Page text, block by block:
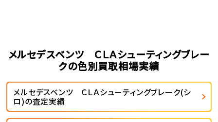
メルセデスベンツ ＣＬＡシューティングブレー
クの色別買取相場実績
メルセデスベンツ ＣＬＡシューティングブレーク(シ
ロ)の査定実績